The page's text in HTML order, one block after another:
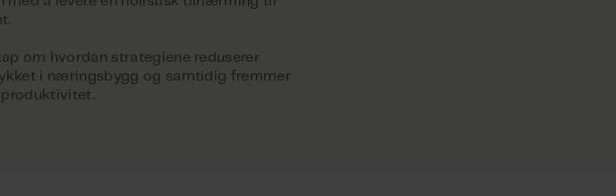
om hvordan strategiene reduserer
i næringsbygg og samtidig fremmer